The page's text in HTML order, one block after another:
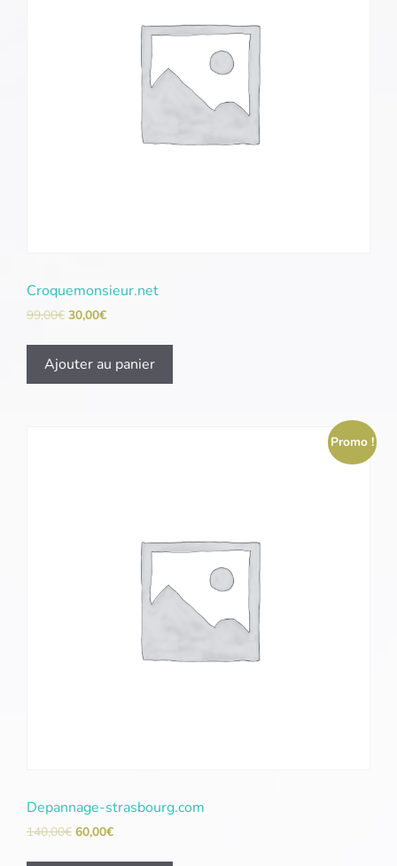
Croquemonsieur.net
99,00€ 30,00€
Ajouter au panier
Promo !
Depannage-strasbourg.com
140,00€ 60,00€